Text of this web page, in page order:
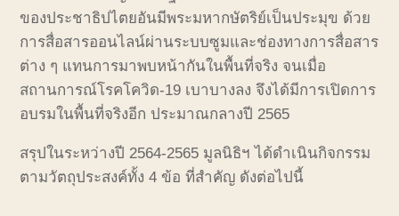
ของประชาธิปไตยอันมีพระมหากษัตริย์เป็นประมุข ด้วย
การสื่อสารออนไลน์ผ่านระบบซูมและช่องทางการสื่อสาร
ต่าง ๆ แทนการมาพบหน้ากันในพื้นที่จริง จนเมื่อ
สถานการณ์โรคโควิด-19 เบาบางลง จึงได้มีการเปิดการ
อบรมในพื้นที่จริงอีก ประมาณกลางปี 2565
สรุปในระหว่างปี 2564-2565 มูลนิธิฯ ได้ดำเนินกิจกรรม
ตามวัตถุประสงค์ทั้ง4 ข้อ ที่สำคัญ ดังต่อไปนี้